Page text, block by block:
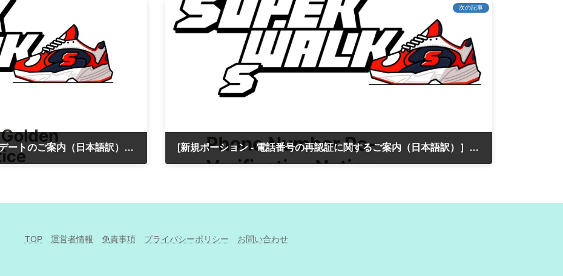
[にんじん掘り - ゴールデン作物アップデートのご案内（日本語訳）］（Progrounddeveloper2026.6.2）
次の記事
[新規ポーション - 電話番号の再認証に関するご案内（日本語訳）］（Progrounddeveloper2026.6.9）
TOP 運営者情報 免責事項 プライバシーポリシー お問い合わせ